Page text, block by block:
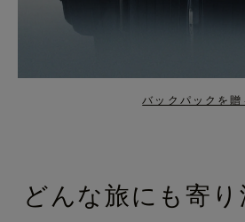
バックパックを贈
どんな旅にも寄り